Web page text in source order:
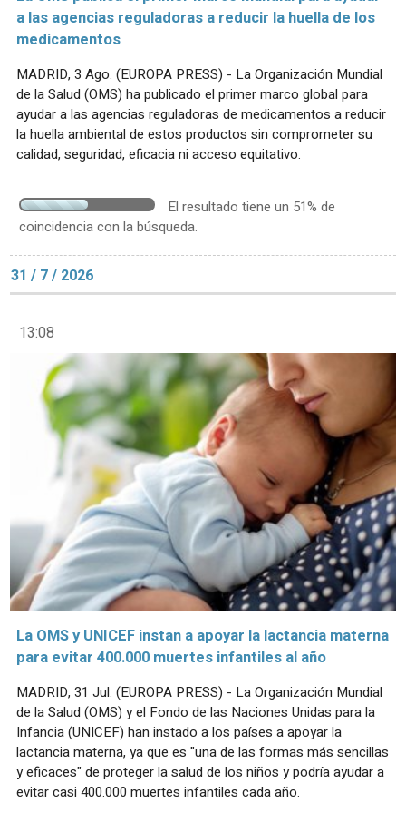
a las agencias reguladoras a reducir la huella de los
medicamentos
MADRID, 3 Ago. (EUROPA PRESS) - La Organización Mundial
de la Salud (OMS) ha publicado el primer marco global para
ayudar a las agencias reguladoras de medicamentos a reducir
la huella ambiental de estos productos sin comprometer su
calidad, seguridad, eficacia ni acceso equitativo.
El resultado tiene un 51% de
coincidencia con la búsqueda.
31 / 7 / 2026
13:08
La OMS y UNICEF instan a apoyar la lactancia materna
para evitar 400.000 muertes infantiles al año
MADRID, 31 Jul. (EUROPA PRESS) - La Organización Mundial
de la Salud (OMS) y el Fondo de las Naciones Unidas para la
Infancia (UNICEF) han instado a los países a apoyar la
lactancia materna, ya que es "una de las formas más sencillas
y eficaces" de proteger la salud de los niños y podría ayudar a
evitar casi 400.000 muertes infantiles cada año.